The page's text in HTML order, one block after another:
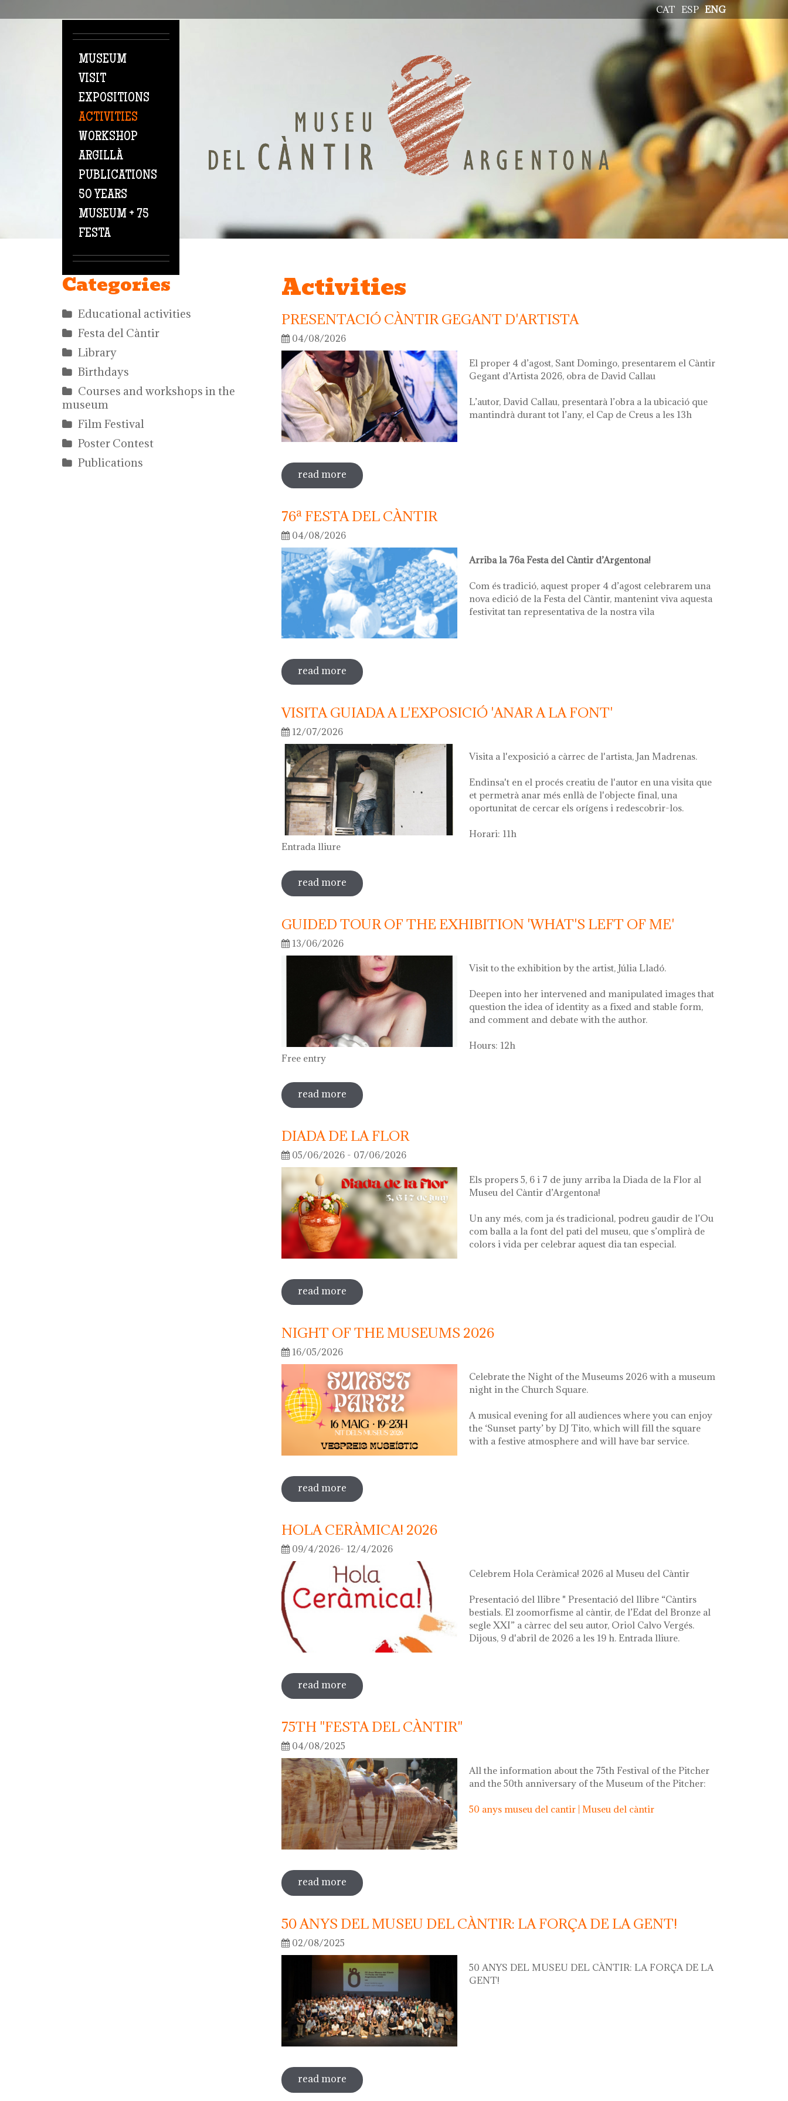
ENG
ESP
CAT
MUSEUM
VISIT
EXPOSITIONS
ACTIVITIES
WORKSHOP
ARGILLÀ
PUBLICATIONS
50 YEARS
MUSEUM + 75
FESTA
Categories
Educational activities
Festa del Càntir
Library
Birthdays
Courses and workshops in the
museum
Film Festival
Poster Contest
Publications
Activities
PRESENTACIÓ CÀNTIR GEGANT D'ARTISTA
04/08/2026
El proper 4 d’agost, Sant Domingo, presentarem el Càntir
Gegant d’Artista 2026, obra de David Callau
L’autor, David Callau, presentarà l’obra a la ubicació que
mantindrà durant tot l’any, el Cap de Creus a les 13h
read more sobre presentació càntir gegant d'artista
76ª FESTA DEL CÀNTIR
04/08/2026
Arriba la 76a Festa del Càntir d’Argentona!
Com és tradició, aquest proper 4 d’agost celebrarem una
nova edició de la Festa del Càntir, mantenint viva aquesta
festivitat tan representativa de la nostra vila
read more sobre 76ª festa del càntir
VISITA GUIADA A L'EXPOSICIÓ 'ANAR A LA FONT'
12/07/2026
Visita a l'exposició a càrrec de l'artista, Jan Madrenas.
Endinsa't en el procés creatiu de l'autor en una visita que
et permetrà anar més enllà de l'objecte final, una
oportunitat de cercar els orígens i redescobrir-los.
Horari: 11h
Entrada lliure
read more sobre visita guiada a l'exposició 'anar a la font'
GUIDED TOUR OF THE EXHIBITION 'WHAT'S LEFT OF ME'
13/06/2026
Visit to the exhibition by the artist, Júlia Lladó.
Deepen into her intervened and manipulated images that
question the idea of identity as a fixed and stable form,
and comment and debate with the author.
Hours: 12h
Free entry
read more sobre guided tour of the exhibition 'what's left of me'
DIADA DE LA FLOR
05/06/2026 - 07/06/2026
Els propers 5, 6 i 7 de juny arriba la Diada de la Flor al
Museu del Càntir d’Argentona!
Un any més, com ja és tradicional, podreu gaudir de l’Ou
com balla a la font del pati del museu, que s’omplirà de
colors i vida per celebrar aquest dia tan especial.
read more sobre diada de la flor
NIGHT OF THE MUSEUMS 2026
16/05/2026
Celebrate the Night of the Museums 2026 with a museum
night in the Church Square.
A musical evening for all audiences where you can enjoy
the ‘Sunset party’ by DJ Tito, which will fill the square
with a festive atmosphere and will have bar service.
read more sobre night of the museums 2026
HOLA CERÀMICA! 2026
09/4/2026- 12/4/2026
Celebrem Hola Ceràmica! 2026 al Museu del Càntir
Presentació del llibre " Presentació del llibre “Càntirs
bestials. El zoomorfisme al càntir, de l’Edat del Bronze al
segle XXI” a càrrec del seu autor, Oriol Calvo Vergés.
Dijous, 9 d'abril de 2026 a les 19 h. Entrada lliure.
read more sobre hola ceràmica! 2026
75TH "FESTA DEL CÀNTIR"
04/08/2025
All the information about the 75th Festival of the Pitcher
and the 50th anniversary of the Museum of the Pitcher:
50 anys museu del cantir | Museu del càntir
read more sobre 75th "festa del càntir"
50 ANYS DEL MUSEU DEL CÀNTIR: LA FORÇA DE LA GENT!
02/08/2025
50 ANYS DEL MUSEU DEL CÀNTIR: LA FORÇA DE LA
GENT!
read more sobre 50 anys del museu del càntir: la força de la gent!